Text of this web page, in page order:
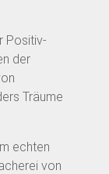
Positiv-
der
Träume
echten
von